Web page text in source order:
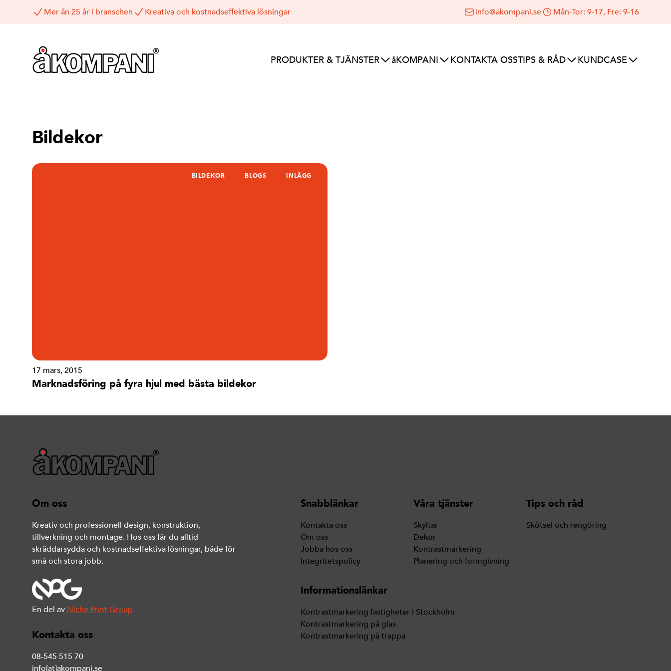
Mer än 25 år i branschen Kreativa och kostnadseffektiva lösningar info@akompani.se Mån-Tor: 9-17, Fre: 9-16
PRODUKTER & TJÄNSTER åKOMPANI KONTAKTA OSSTIPS & RÅD KUNDCASE
Bildekor
BILDEKOR BLOGS INLÄGG
17 mars, 2015
Marknadsföring på fyra hjul med bästa bildekor
Om oss
Kreativ och professionell design, konstruktion,
tillverkning och montage. Hos oss får du alltid
skräddarsydda och kostnadseffektiva lösningar, både för
små och stora jobb.
En del av Niche Print Group
Kontakta oss
08-545 515 70
info[at]akompani.se
Snabblänkar
Kontakta oss
Om oss
Jobba hos oss
Integritetspolicy
Våra tjänster
Skyltar
Dekor
Kontrastmarkering
Planering och formgivning
Tips och råd
Skötsel och rengöring
Informationslänkar
Kontrastmarkering fastigheter i Stockholm
Kontrastmarkering på glas
Kontrastmarkering på trappa